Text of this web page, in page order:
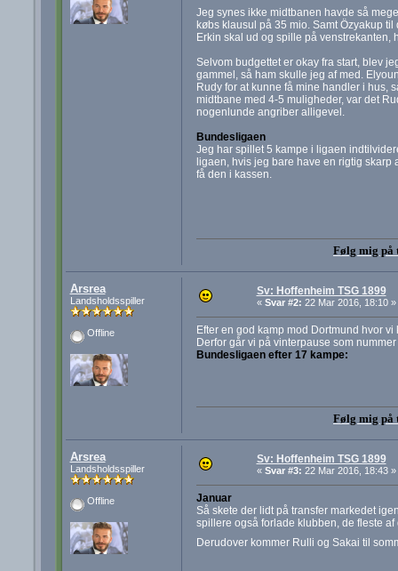
Jeg synes ikke midtbanen havde så
købs klausul på 35 mio. Samt Özyakup
Erkin skal ud og spille på venstrekanten,
Selvom budgettet er okay fra start, blev
gammel, så ham skulle jeg af med.
Rudy for at kunne få mine handler i hus,
midtbane med 4-5 muligheder, var det
nogenlunde angriber alligevel.
Bundesligaen
Jeg har spillet 5 kampe i ligaen
ligaen, hvis jeg bare have en rigtig skarp
få den i kassen.
Følg mig på
Arsrea
Landsholdsspiller
Offline
Sv: Hoffenheim TSG 1899
« Svar #2: 22 Mar 2016, 18:10 »
Efter en god kamp mod Dortmund hvor
Derfor går vi på vinterpause som
Bundesligaen efter 17 kampe:
Følg mig på
Arsrea
Landsholdsspiller
Offline
Sv: Hoffenheim TSG 1899
« Svar #3: 22 Mar 2016, 18:43 »
Januar
Så skete der lidt på transfer markedet
spillere også forlade klubben, de fleste
Derudover kommer Rulli og Sakai til